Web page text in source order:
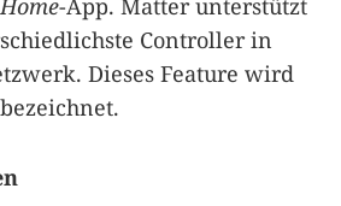
Home-App. Matter unterstützt
Controller in
Dieses Feature wird